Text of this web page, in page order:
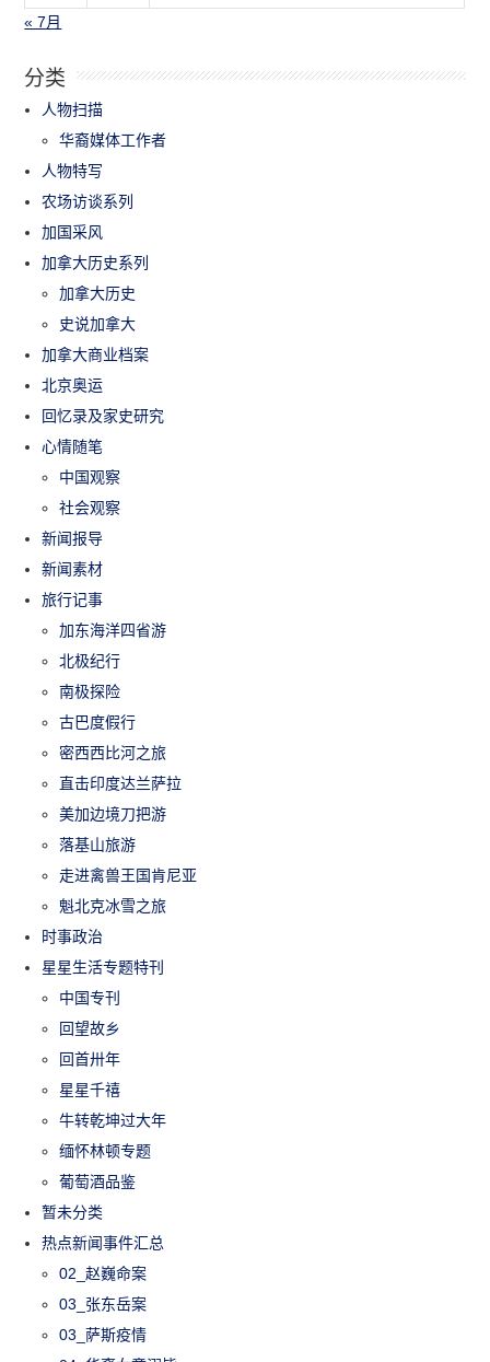
« 7月
分类
人物扫描
华裔媒体工作者
人物特写
农场访谈系列
加国采风
加拿大历史系列
加拿大历史
史说加拿大
加拿大商业档案
北京奥运
回忆录及家史研究
心情随笔
中国观察
社会观察
新闻报导
新闻素材
旅行记事
加东海洋四省游
北极纪行
南极探险
古巴度假行
密西西比河之旅
直击印度达兰萨拉
美加边境刀把游
落基山旅游
走进禽兽王国肯尼亚
魁北克冰雪之旅
时事政治
星星生活专题特刊
中国专刊
回望故乡
回首卅年
星星千禧
牛转乾坤过大年
缅怀林顿专题
葡萄酒品鉴
暂未分类
热点新闻事件汇总
02_赵巍命案
03_张东岳案
03_萨斯疫情